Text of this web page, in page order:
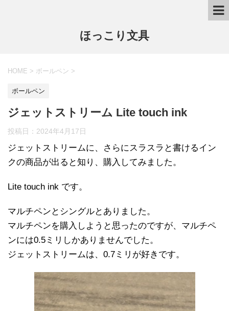
ほっこり文具
HOME > ボールペン >
ボールペン
ジェットストリーム Lite touch ink
投稿日： 2024年4月17日
ジェットストリームに、さらにスラスラと書けるイン
クの商品が出ると知り、購入してみました。
Lite touch ink です。
マルチペンとシングルとありました。
マルチペンを購入しようと思ったのですが、マルチペ
ンには0.5ミリしかありませんでした。
ジェットストリームは、0.7ミリが好きです。